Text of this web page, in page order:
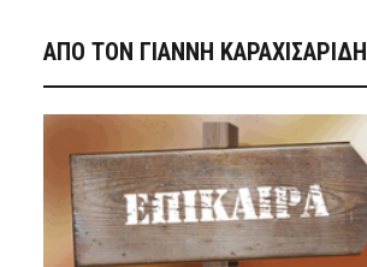
ΑΠΟ ΤΟΝ ΓΙΑΝΝΗ ΚΑΡΑΧΙΣΑΡΙΔΗ